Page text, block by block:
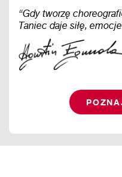
“Gdy tworzę
Taniec daje siłę,